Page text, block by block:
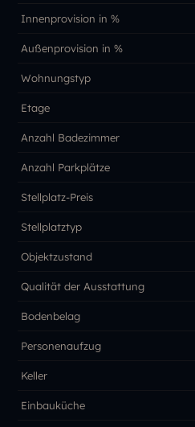
Innenprovision in %
Außenprovision in %
Wohnungstyp
Etage
Anzahl Badezimmer
Anzahl Parkplätze
Stellplatz-Preis
Stellplatztyp
Objektzustand
Qualität der Ausstattung
Bodenbelag
Personenaufzug
Keller
Einbauküche